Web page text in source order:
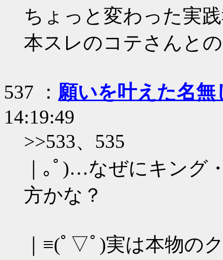
ちょっと変わった実
本スレのコテさんと
537 ： 願いを叶えた名無
14:19:49
>>533、535
｜｡ﾟ)…なぜにキング
方かな？
｜≡(ﾟ▽ﾟ)実は本物の